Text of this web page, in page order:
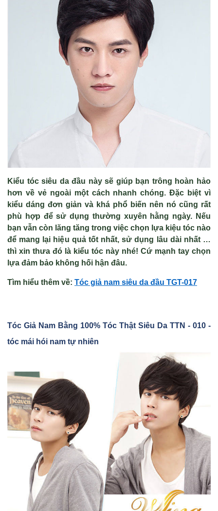
Kiểu tóc siêu da đầu này sẽ giúp bạn trông hoàn hảo
hơn về vẻ ngoài một cách nhanh chóng. Đặc biệt vì
kiểu dáng đơn giản và khá phổ biến nên nó cũng rất
phù hợp để sử dụng thường xuyên hằng ngày. Nếu
bạn vẫn còn lăng tăng trong việc chọn lựa kiệu tóc nào
để mang lại hiệu quả tốt nhất, sử dụng lâu dài nhất …
thì xin thưa đó là kiểu tóc này nhé! Cứ mạnh tay chọn
lựa đảm bảo không hối hận đâu.
Tìm hiểu thêm về: Tóc giả nam siêu da đầu TGT-017
Tóc Giả Nam Bằng 100% Tóc Thật Siêu Da TTN - 010 -
tóc mái hói nam tự nhiên